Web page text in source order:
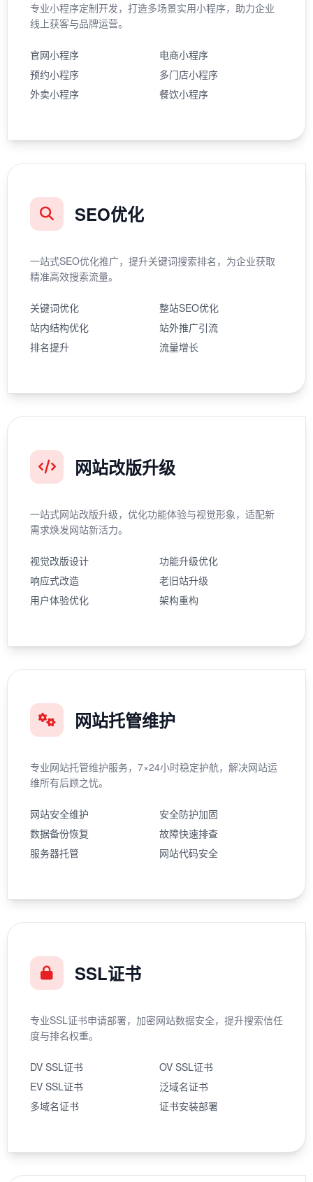
专业小程序定制开发，打造多场景实用小程序，助力企业
线上获客与品牌运营。
官网小程序
电商小程序
预约小程序
多门店小程序
外卖小程序
餐饮小程序
SEO优化
一站式SEO优化推广，提升关键词搜索排名，为企业获取
精准高效搜索流量。
关键词优化
整站SEO优化
站内结构优化
站外推广引流
排名提升
流量增长
网站改版升级
一站式网站改版升级，优化功能体验与视觉形象，适配新
需求焕发网站新活力。
视觉改版设计
功能升级优化
响应式改造
老旧站升级
用户体验优化
架构重构
网站托管维护
专业网站托管维护服务，7×24小时稳定护航，解决网站运
维所有后顾之忧。
网站安全维护
安全防护加固
数据备份恢复
故障快速排查
服务器托管
网站代码安全
SSL证书
专业SSL证书申请部署，加密网站数据安全，提升搜索信任
度与排名权重。
DV SSL证书
OV SSL证书
EV SSL证书
泛域名证书
多域名证书
证书安装部署